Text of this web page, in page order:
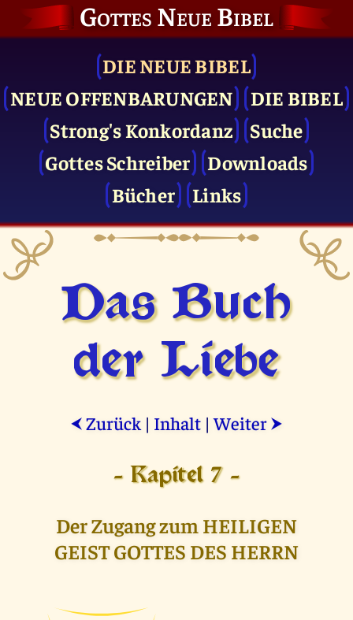
Gottes Neue Bibel
DIE NEUE BIBEL
NEUE OFFENBARUNGEN
DIE BIBEL
Strong's Konkordanz
Suche
Gottes Schreiber
Downloads
Bücher
Links
Das Buch
der Liebe
⮜ Zurück | Inhalt |Weiter ⮞
- Kapitel 7 -
Der Zugang zum HEILIGEN
GEIST GOTTES DES HERRN